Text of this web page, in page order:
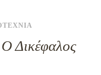
Δικέφαλος